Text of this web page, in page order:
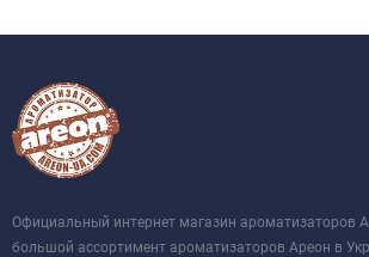
Официальный интернет магазин ароматизаторов
большой ассортимент ароматизаторов Ареон в